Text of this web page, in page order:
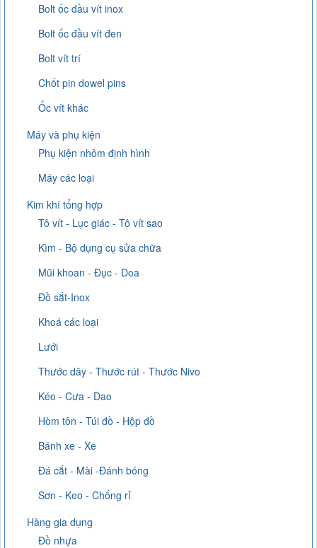
Bolt ốc đầu vít inox
Bolt ốc đầu vít đen
Bolt vít trí
Chốt pin dowel pins
Ốc vít khác
Máy và phụ kiện
Phụ kiện nhôm định hình
Máy các loại
Kim khí tổng hợp
Tô vít - Lục giác - Tô vít sao
Kìm - Bộ dụng cụ sửa chữa
Mũi khoan - Đục - Doa
Đồ sắt-Inox
Khoá các loại
Lưới
Thước dây - Thước rút - Thước Nivo
Kéo - Cưa - Dao
Hòm tôn - Túi đồ - Hộp đồ
Bánh xe - Xe
Đá cắt - Mài -Đánh bóng
Sơn - Keo - Chống rỉ
Hàng gia dụng
Đồ nhựa